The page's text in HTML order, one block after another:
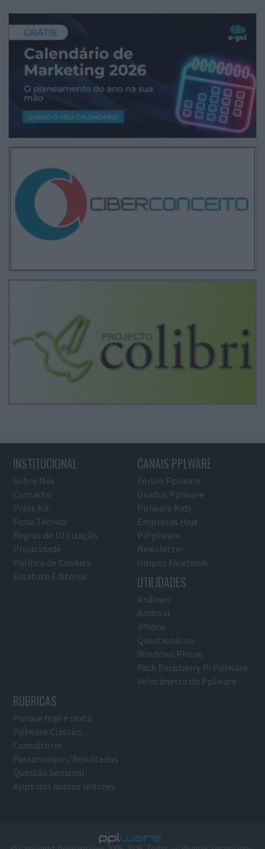
INSTITUCIONAL
Sobre Nós
Contacto
Press Kit
Ficha Técnica
Regras de Utilização
Privacidade
Política de Cookies
Estatuto Editorial
CANAIS PPLWARE
Fórum Pplware
Usados Pplware
Pplware Kids
Empresas Hoje
PiPplware
Newsletter
Grupos Facebook
UTILIDADES
Análises
Android
iPhone
Questionários
Windows Phone
Pack Raspberry Pi Pplware
Velocímetro do Pplware
RUBRICAS
Porque hoje é sexta
Pplware Classics…
Consultório
Passatempos/Resultados
Questão Semanal
Apps dos nossos leitores